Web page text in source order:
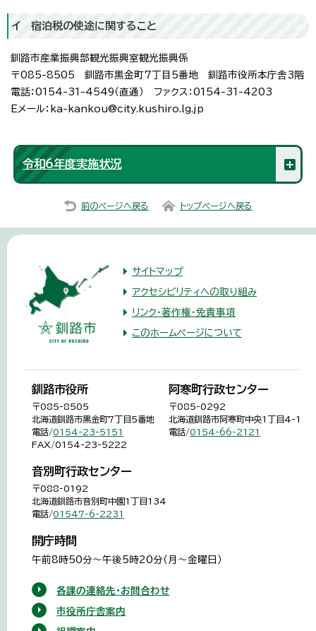
イ 宿泊税の使途に関すること
釧路市産業振興部観光振興室観光振興係
〒085-8505 釧路市黒金町7丁目5番地 釧路市役所本庁舎3階
電話：0154-31-4549（直通） ファクス：0154-31-4203
Eメール：ka-kankou@city.kushiro.lg.jp
令和6年度実施状況
前のページへ戻る トップページへ戻る
サイトマップ
アクセシビリティへの取り組み
リンク・著作権・免責事項
このホームページについて
釧路市役所
〒085-8505
北海道釧路市黒金町7丁目5番地
電話/0154-23-5151
FAX/0154-23-5222
阿寒町行政センター
〒085-0292
北海道釧路市阿寒町中央1丁目4-1
電話/0154-66-2121
音別町行政センター
〒088-0192
北海道釧路市音別町中園1丁目134
電話/01547-6-2231
開庁時間
午前8時50分～午後5時20分（月～金曜日）
各課の連絡先・お問合わせ
市役所庁舎案内